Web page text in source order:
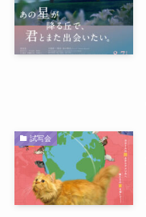
試写会